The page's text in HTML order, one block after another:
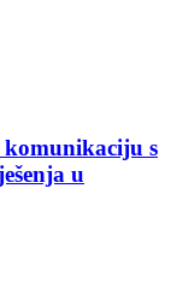
s
u